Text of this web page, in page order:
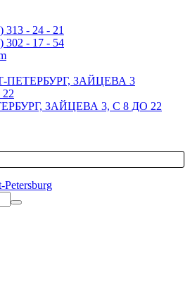
313 - 24 - 21
302 - 17 - 54
ПЕТЕРБУРГ, ЗАЙЦЕВА 3
ЗАЙЦЕВА 3, С 8 ДО 22